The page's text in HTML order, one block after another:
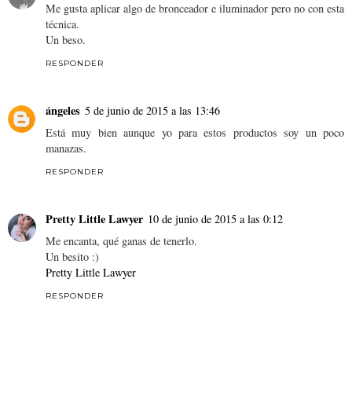
Me gusta aplicar algo de bronceador e iluminador pero no con esta
técnica.
Un beso.
RESPONDER
ángeles 5 de junio de 2015 a las 13:46
Está muy bien aunque yo para estos productos soy un poco
manazas.
RESPONDER
Pretty Little Lawyer 10 de junio de 2015 a las 0:12
Me encanta, qué ganas de tenerlo.
Un besito :)
Pretty Little Lawyer
RESPONDER